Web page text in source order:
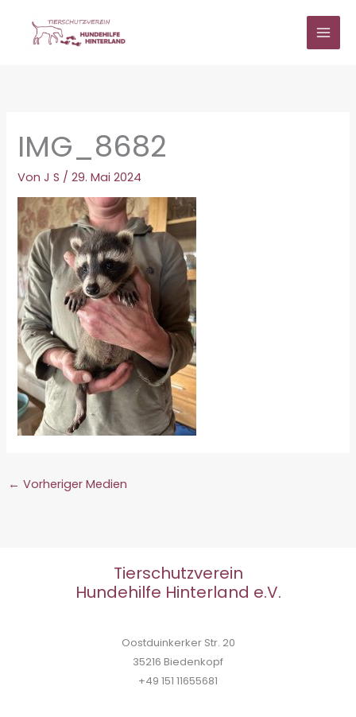
springen
IMG_8682
VonJ S /29. Mai 2024
← Vorheriger Medien
Tierschutzverein
Hundehilfe Hinterland e.V.
Oostduinkerker Str. 20
35216 Biedenkopf
+49 151 11655681